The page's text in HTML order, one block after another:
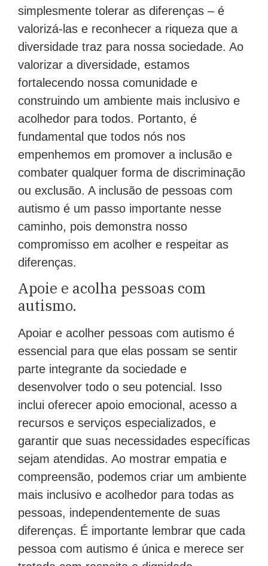
simplesmente tolerar as diferenças – é
valorizá-las e reconhecer a riqueza que a
diversidade traz para nossa sociedade. Ao
valorizar a diversidade, estamos
fortalecendo nossa comunidade e
construindo um ambiente mais inclusivo e
acolhedor para todos. Portanto, é
fundamental que todos nós nos
empenhemos em promover a inclusão e
combater qualquer forma de discriminação
ou exclusão. A inclusão de pessoas com
autismo é um passo importante nesse
caminho, pois demonstra nosso
compromisso em acolher e respeitar as
diferenças.
Apoie e acolha pessoas com
autismo.
Apoiar e acolher pessoas com autismo é
essencial para que elas possam se sentir
parte integrante da sociedade e
desenvolver todo o seu potencial. Isso
inclui oferecer apoio emocional, acesso a
recursos e serviços especializados, e
garantir que suas necessidades específicas
sejam atendidas. Ao mostrar empatia e
compreensão, podemos criar um ambiente
mais inclusivo e acolhedor para todas as
pessoas, independentemente de suas
diferenças. É importante lembrar que cada
pessoa com autismo é única e merece ser